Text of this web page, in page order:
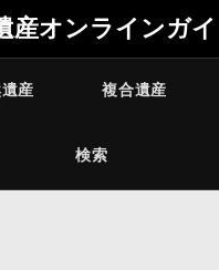
産オンラインガ
産 複合遺産
検索